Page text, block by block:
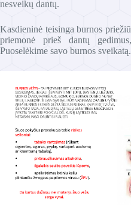
nesveikų dantų.
Kasdieninė teisinga burnos
priemonė prieš dantų
Puoselėkime savo burnos sveikatą.